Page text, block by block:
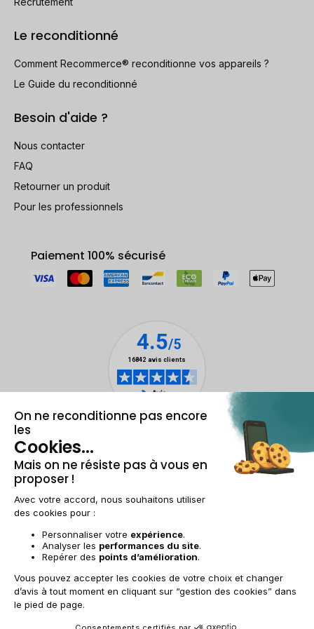
Le reconditionné
Comment Recommerce® reconditionne vos appareils ?
Le Guide du reconditionné
Besoin d'aide ?
Nous contacter
FAQ
Retourner un produit
Pour les professionnels
Paiement 100% sécurisé
Mentions légales & CGU
Conditions générales de venteDonnées personnelles
AccessibilitéPlan du site
BE-FR | €